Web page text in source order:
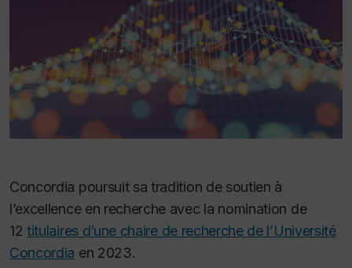
Concordia poursuit sa tradition de soutien à
l’excellence en recherche avec la nomination de
12titulaires d’une chaire de recherche de l’Université
Concordia en 2023.